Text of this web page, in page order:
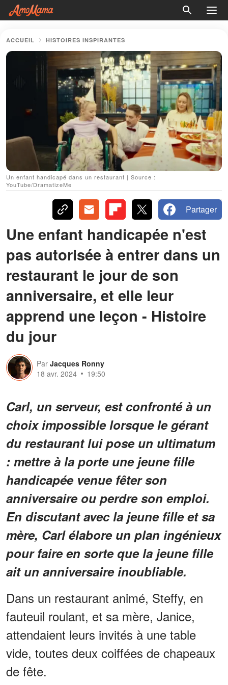
ACCUEIL HISTOIRES INSPIRANTES
Un enfant handicapé dans un restaurant | Source :
YouTube/DramatizeMe
Partager
Une enfant handicapée n'est
pas autorisée à entrer dans un
restaurant le jour de son
anniversaire, et elle leur
apprend une leçon - Histoire
du jour
Par Jacques Ronny
18 avr. 2024
19:50
Carl, un serveur, est confronté à un
choix impossible lorsque le gérant
du restaurant lui pose un ultimatum
: mettre à la porte une jeune fille
handicapée venue fêter son
anniversaire ou perdre son emploi.
En discutant avec la jeune fille et sa
mère, Carl élabore un plan ingénieux
pour faire en sorte que la jeune fille
ait un anniversaire inoubliable.
Dans un restaurant animé, Steffy, en
fauteuil roulant, et sa mère, Janice,
attendaient leurs invités à une table
vide, toutes deux coiffées de chapeaux
de fête.